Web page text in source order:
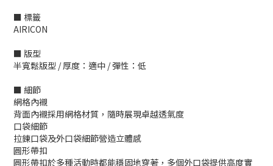
■ 標籤
AIRICON
■ 版型
半寬鬆版型 / 厚度：適中 / 彈性：低
■ 細節
網格內襯
背面內襯採用網格材質，隨時展現卓越透氣度
口袋細節
拉鍊口袋及外口袋細節營造立體感
圓形帶扣
圓形帶扣於多種活動時都能穩固地穿著，多個外口袋提供高度實